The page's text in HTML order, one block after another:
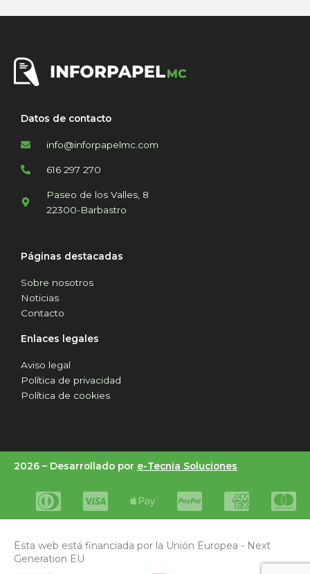
Datos de contacto
info@inforpapelmc.com
616 297 270
Paseo de los Valles, 8
22300-Barbastro
Páginas destacadas
Sobre nosotros
Noticias
Contacto
Enlaces legales
Aviso legal
Política de privacidad
Política de cookies
2026 – Desarrollado por e-Tecnia Soluciones
Esta web está financiada por la Unión Europea - Next
Generation EU